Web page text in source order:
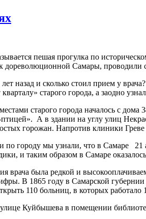
пешая прогулка по
дореволюционной Самары,
назад и сколько стоил прием у
старого города, а заодно
старого города началось с
А в здании на углу улиц
горожан. Напротив клиники
по городу мы узнали, что в Самаре
и таким образом в Самаре
врача была редкой и
В 1865 году в Самарской
110 больниц, в которых
улице Куйбышева в помещении